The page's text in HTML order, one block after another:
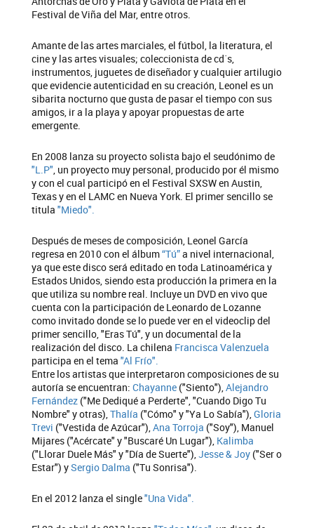
Festival de Viña del Mar, entre otros.
Amante de las artes marciales, el fútbol, la literatura, el
cine y las artes visuales; coleccionista de cd´s,
instrumentos, juguetes de diseñador y cualquier artilugio
que evidencie autenticidad en su creación, Leonel es un
sibarita nocturno que gusta de pasar el tiempo con sus
amigos, ir a la playa y apoyar propuestas de arte
emergente.
En 2008 lanza su proyecto solista bajo el seudónimo de
"L.P", un proyecto muy personal, producido por él mismo
y con el cual participó en el Festival SXSW en Austin,
Texas y en el LAMC en Nueva York. El primer sencillo se
titula "Miedo".
Después de meses de composición, Leonel García
regresa en 2010 con el álbum“Tú”a nivel internacional,
ya que este disco será editado en toda Latinoamérica y
Estados Unidos, siendo esta producción la primera en la
que utiliza su nombre real. Incluye un DVD en vivo que
cuenta con la participación de Leonardo de Lozanne
como invitado donde se lo puede ver en el videoclip del
primer sencillo, "Eras Tú", y un documental de la
realización del disco. La chilena Francisca Valenzuela
participa en el tema "Al Frío".
Entre los artistas que interpretaron composiciones de su
autoría se encuentran: Chayanne ("Siento"),Alejandro
Fernández ("Me Dediqué a Perderte", "Cuando Digo Tu
Nombre" y otras),Thalía ("Cómo" y "Ya Lo Sabía"),Gloria
Trevi ("Vestida de Azúcar"),Ana Torroja ("Soy"), Manuel
Mijares ("Acércate" y "Buscaré Un Lugar"), Kalimba
("Llorar Duele Más" y "Día de Suerte"),Jesse & Joy ("Ser o
Estar") ySergio Dalma ("Tu Sonrisa").
En el 2012 lanza el single"Una Vida".